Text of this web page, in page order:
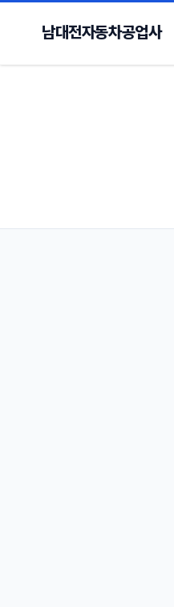
남대전자동차공업사